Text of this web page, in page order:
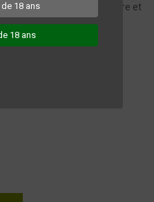
18 ans
18 ans
du volume, de la structure et